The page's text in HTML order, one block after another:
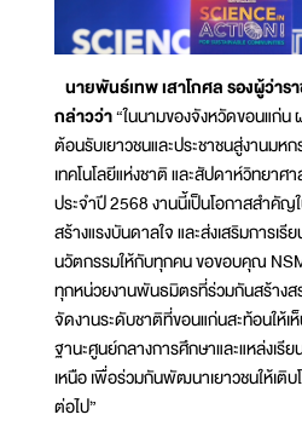
นายพันธ์เทพ เสาโกศล รองผู้ว่าร
กล่าวว่า“ในนามของจังหวัดขอนแก่น
ต้อนรับเยาวชนและประชาชนสู่งานมห
เทคโนโลยีแห่งชาติ และสัปดาห์วิทยา
ประจำปี 2568 งานนี้เป็นโอกาสสำคั
สร้างแรงบันดาลใจ และส่งเสริมการเ
นวัตกรรมให้กับทุกคน ขอขอบคุณ
ทุกหน่วยงานพันธมิตรที่ร่วมกันสร้างส
จัดงานระดับชาติที่ขอนแก่นสะท้อนให้
ฐานะศูนย์กลางการศึกษาและแหล่งเรี
เหนือ เพื่อร่วมกันพัฒนาเยาวชนให้เติ
ต่อไป”